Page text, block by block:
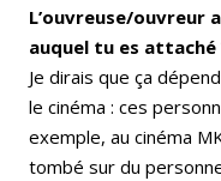
L’ouvreuse/ouvreur
auquel tu es attaché
Je dirais que ça
le cinéma : ces
exemple, au cinéma
tombé sur du